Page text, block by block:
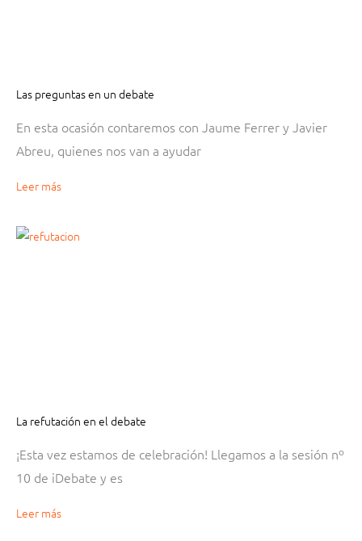
Las preguntas en un debate
En esta ocasión contaremos con Jaume Ferrer y Javier
Abreu, quienes nos van a ayudar
Leer más
La refutación en el debate
¡Esta vez estamos de celebración! Llegamos a la sesión nº
10 de iDebate y es
Leer más